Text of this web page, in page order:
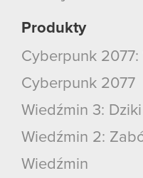
Produkty
Cyberpunk
Cyberpunk 2077
Wiedźmin 3:
Wiedźmin 2:
Wiedźmin